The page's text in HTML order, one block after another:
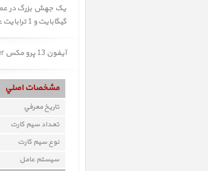
گیگابایت و 1 ترابایت عرضه می شوند . قیمت آیفون ۱3 پرو از ۹۹۹ دلار و قیمت آیفون ۱3 پرو مکس از ۱۰۹۹ دلار شروع می شود.
آیفون 13 پرو مکس iPhone 13 Pro Max 1TB Silver ﴿ آیفون 13 پرو مکس 1 ترابایت نقره ای ﴾ در حال حاضر در انبار موجود نمیباشد.
مشخصات اصلي
تاريخ معرفي
تعداد سيم کارت
نوع سيم کارت
سيستم عامل